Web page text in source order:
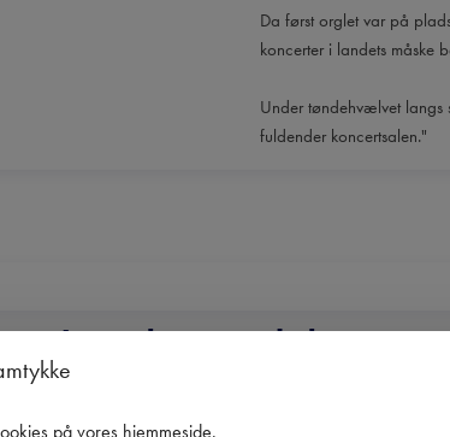
Da først orglet var på
koncerter i landets måske
Under tøndehvælvet langs
fuldender koncertsalen."
Ingen kommende koncerter
på vores hjemmeside.